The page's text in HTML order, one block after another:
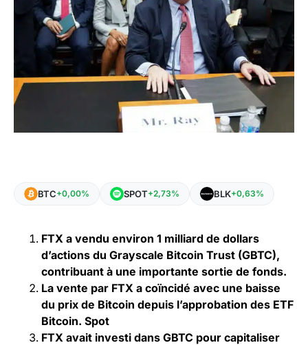
BTC+0,00% SPOT+2,73% BLK+0,63%
FTX a vendu environ 1 milliard de dollars
d’actions du Grayscale Bitcoin Trust (GBTC),
contribuant à une importante sortie de fonds.
La vente par FTX a coïncidé avec une baisse
du prix de Bitcoin depuis l’approbation des ETF
Bitcoin. Spot
FTX avait investi dans GBTC pour capitaliser